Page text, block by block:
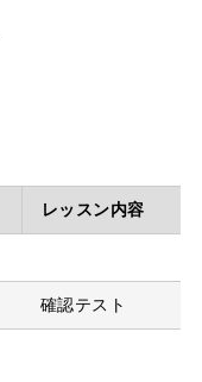
レッスン内容
確認テスト